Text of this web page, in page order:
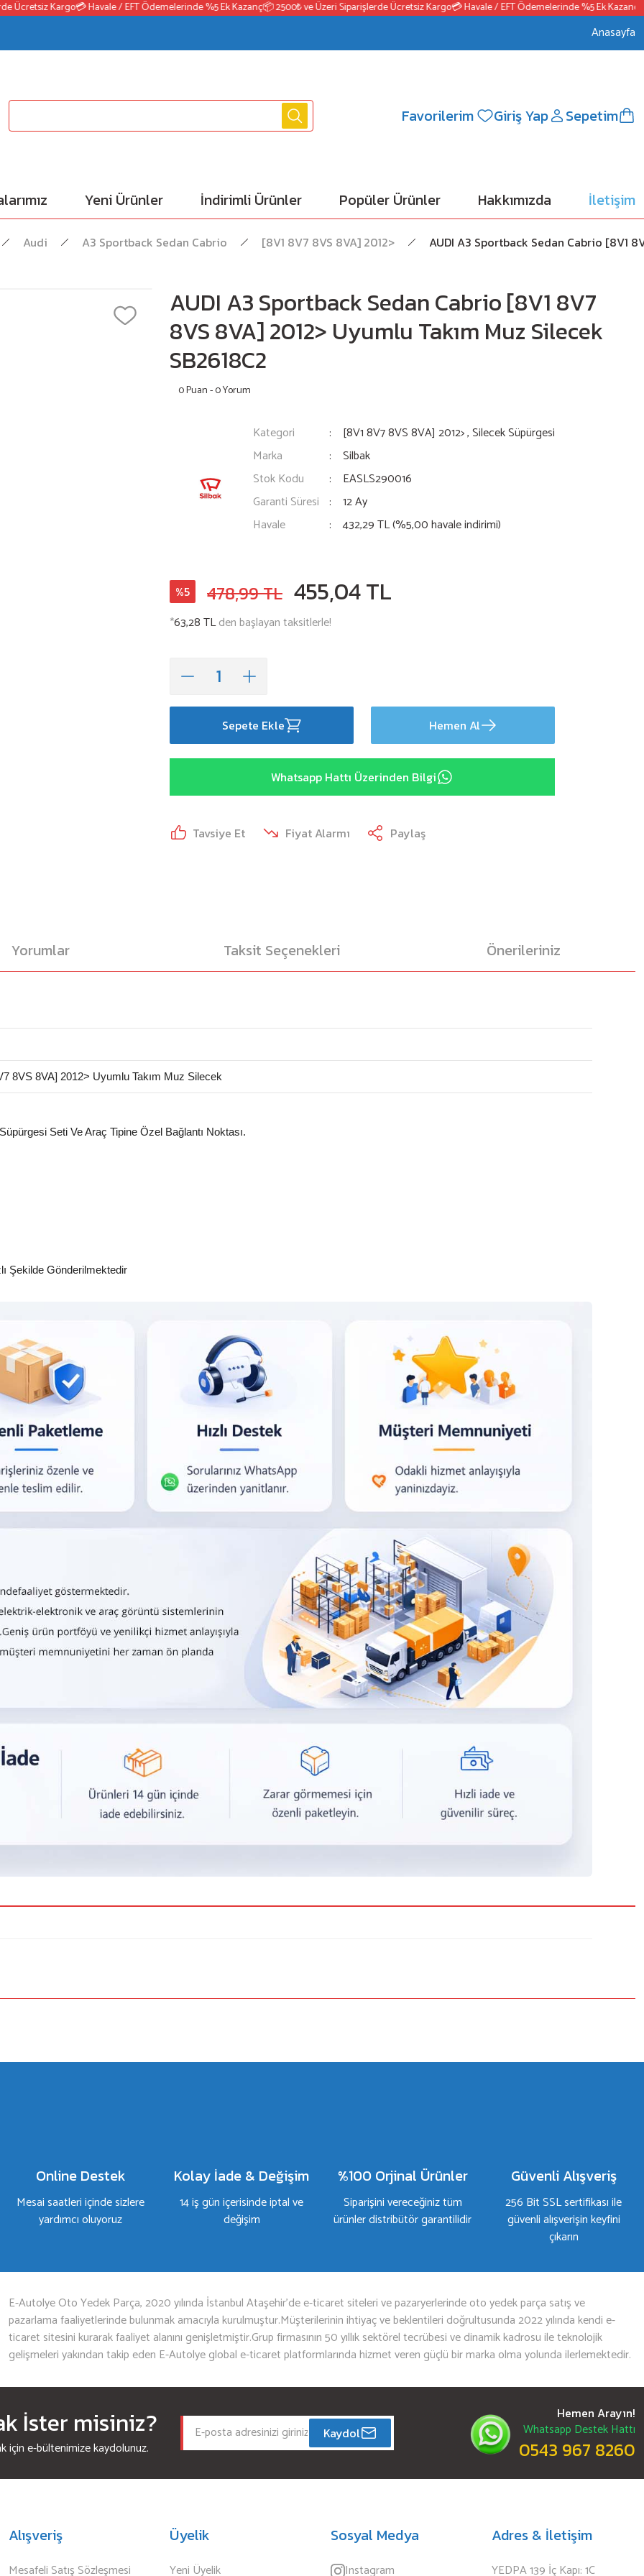
Kargo💳 Havale / EFT Ödemelerinde %5 Ek Kazanç📦 2500₺ ve Üzeri Siparişlerde Ücretsiz Kargo💳 Havale / EFT Ödemelerinde %5 Ek Kazanç
Anasayfa
Favorilerim Giriş Yap Sepetim
Yeni Ürünler İndirimli Ürünler Popüler Ürünler Hakkımızda İletişim
Audi A3 Sportback Sedan Cabrio [8V1 8V7 8VS 8VA] 2012> AUDI A3 Sportback Sedan Cabrio [8V1
AUDI A3 Sportback Sedan Cabrio [8V1 8V7
8VS 8VA] 2012> Uyumlu Takım Muz Silecek
SB2618C2
0 Puan - 0 Yorum
Kategori [8V1 8V7 8VS 8VA] 2012>,Silecek Süpürgesi
Marka
Silbak
Stok Kodu
EASLS290016
Garanti Süresi
12 Ay
Havale
432,29 TL (%5,00 havale indirimi)
%5 478,99 TL 455,04 TL
*63,28 TLden başlayan taksitlerle!
Sepete Ekle Hemen Al
Whatsapp Hattı Üzerinden Bilgi
Tavsiye Et Fiyat Alarmı Paylaş
Yorumlar Taksit Seçenekleri Önerileriniz
8VS 8VA] 2012> Uyumlu Takım Muz Silecek
Seti Ve Araç Tipine Özel Bağlantı Noktası.
Şekilde Gönderilmektedir
Bu ürüne ilk yorumu siz yapın!
Online Destek
Mesai saatleri içinde sizlere
yardımcı oluyoruz
Kolay İade & Değişim
14 iş gün içerisinde iptal ve
değişim
%100 Orjinal Ürünler
Siparişini vereceğiniz tüm
ürünler distribütör garantilidir
Güvenli Alışveriş
256 Bit SSL sertifikası ile
güvenli alışverişin keyfini
çıkarın
E-Autolye Oto Yedek Parça, 2020 yılında İstanbul Ataşehir’de e-ticaret siteleri ve pazaryerlerinde oto yedek parça satış ve
pazarlama faaliyetlerinde bulunmak amacıyla kurulmuştur.Müşterilerinin ihtiyaç ve beklentileri doğrultusunda 2022 yılında kendi e-
ticaret sitesini kurarak faaliyet alanını genişletmiştir.Grup firmasının 50 yıllık sektörel tecrübesi ve dinamik kadrosu ile teknolojik
gelişmeleri yakından takip eden E-Autolye global e-ticaret platformlarında hizmet veren güçlü bir marka olma yolunda ilerlemektedir.
İster misiniz?
için e-bültenimize kaydolunuz.
Kaydol
Hemen Arayın!
Whatsapp Destek Hattı
0543 967 8260
Alışveriş
Mesafeli Satış Sözleşmesi
Üyelik
Yeni Üyelik
Sosyal Medya
Instagram
Adres & İletişim
YEDPA 139 İç Kapı: 1C